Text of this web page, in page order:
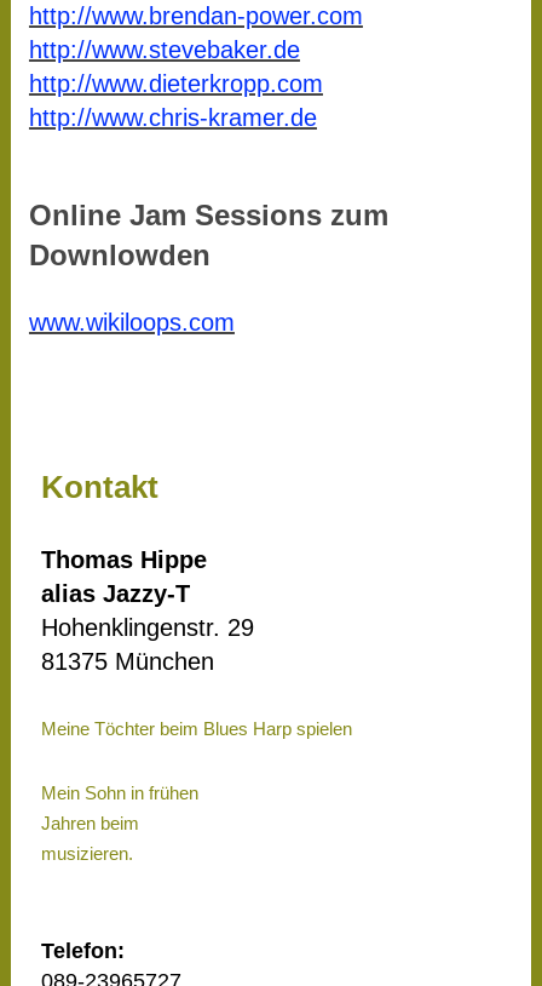
http://www.brendan-power.com
http://www.stevebaker.de
http://www.dieterkropp.com
http://www.chris-kramer.de
Online Jam Sessions zum
Downlowden
www.wikiloops.com
Kontakt
Thomas Hippe
alias Jazzy-T
Hohenklingenstr. 29
81375 München
Meine Töchter beim Blues Harp spielen
Mein Sohn in frühen
Jahren beim
musizieren.
Telefon: